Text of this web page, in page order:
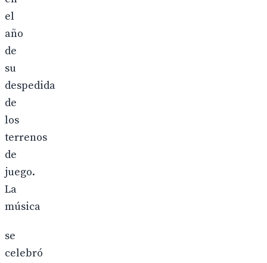
el
año
de
su
despedida
de
los
terrenos
de
juego.
La
música
se
celebró